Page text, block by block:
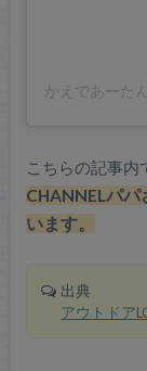
こちらの記事内
CHANNELパ
います。
出典
アウトドア